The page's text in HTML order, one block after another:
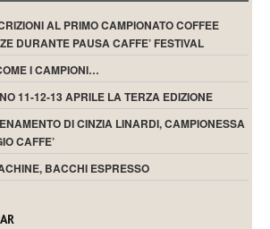
AL PRIMO CAMPIONATO COFFEE
DURANTE PAUSA CAFFE’ FESTIVAL
I CAMPIONI…
11-12-13 APRILE LA TERZA EDIZIONE
DI CINZIA LINARDI, CAMPIONESSA
CAFFE’
BACCHI ESPRESSO